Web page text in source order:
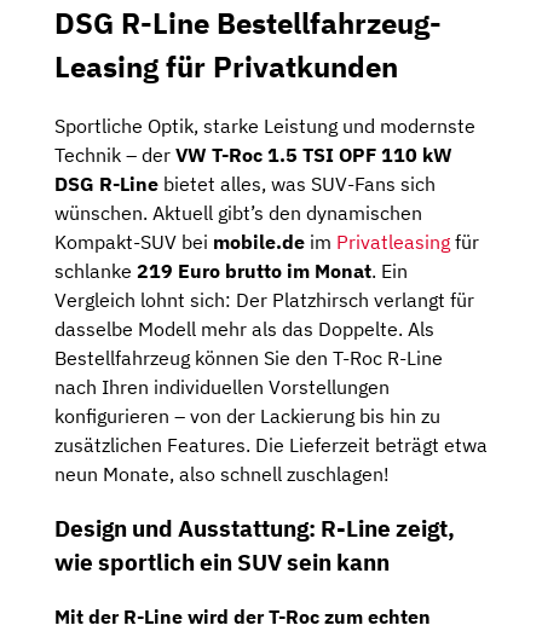
DSG R-Line Bestellfahrzeug-
Leasing für Privatkunden
Sportliche Optik, starke Leistung und modernste
Technik – der VW T-Roc 1.5 TSI OPF 110 kW
DSG R-Line bietet alles, was SUV-Fans sich
wünschen. Aktuell gibt’s den dynamischen
Kompakt-SUV bei mobile.de im Privatleasing für
schlanke 219 Euro brutto im Monat. Ein
Vergleich lohnt sich: Der Platzhirsch verlangt für
dasselbe Modell mehr als das Doppelte. Als
Bestellfahrzeug können Sie den T-Roc R-Line
nach Ihren individuellen Vorstellungen
konfigurieren – von der Lackierung bis hin zu
zusätzlichen Features. Die Lieferzeit beträgt etwa
neun Monate, also schnell zuschlagen!
Design und Ausstattung: R-Line zeigt,
wie sportlich ein SUV sein kann
Mit der R-Line wird der T-Roc zum echten